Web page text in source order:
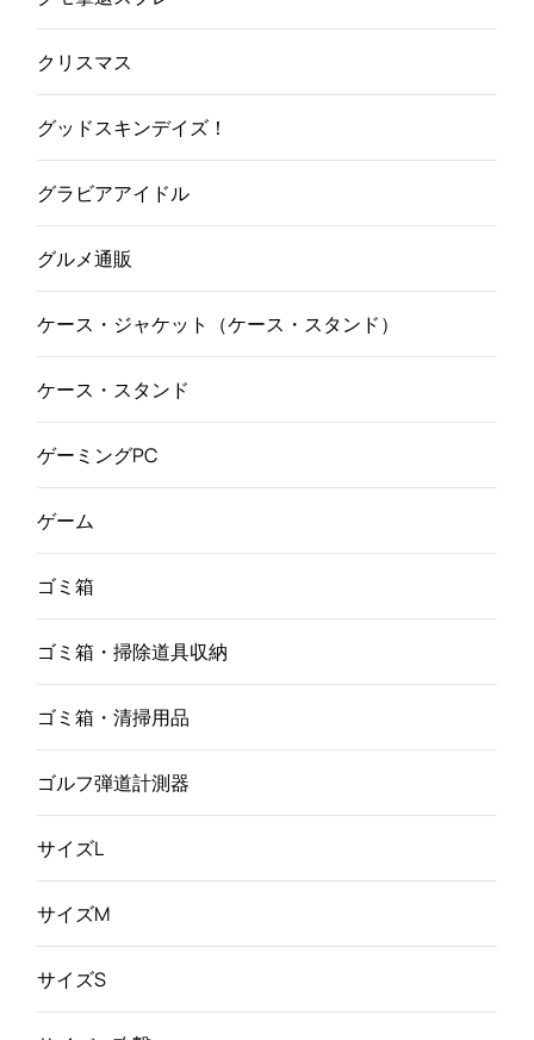
クリスマス
グッドスキンデイズ！
グラビアアイドル
グルメ通販
ケース・ジャケット（ケース・スタンド）
ケース・スタンド
ゲーミングPC
ゲーム
ゴミ箱
ゴミ箱・掃除道具収納
ゴミ箱・清掃用品
ゴルフ弾道計測器
サイズL
サイズM
サイズS